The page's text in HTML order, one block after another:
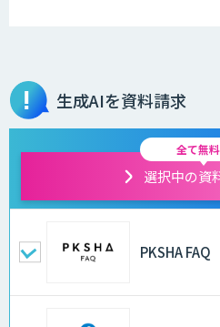
生成AIを資料請求
全て無料
選択中の資
PKSHA FAQ